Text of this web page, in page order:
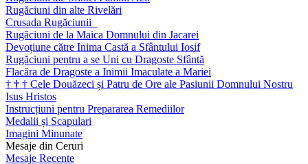
Rugăciuni din alte Rivelări
Crusada Rugăciunii
Rugăciuni de la Maica Domnului din Jacarei
Devoțiune către Inima Castă a Sfântului Iosif
Rugăciuni pentru a se Uni cu Dragoste Sfântă
Flacăra de Dragoste a Inimii Imaculate a Mariei
† † † Cele Douăzeci și Patru de Ore ale Pasiunii Domnului Nostru
Isus Hristos
Instrucțiuni pentru Prepararea Remediilor
Medalii și Scapulari
Imagini Minunate
Mesaje din Ceruri
Mesaje Recente